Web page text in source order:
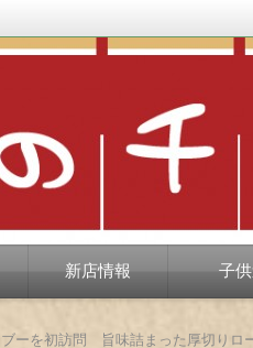
い、ちょっと孤高な食べ歩き。
新店情報 子
ーを初訪問 旨味詰まった厚切りロ